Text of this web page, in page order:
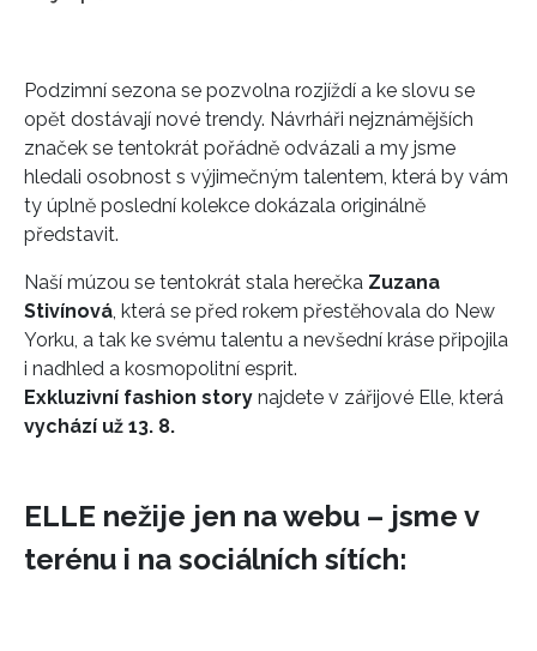
Podzimní sezona se pozvolna rozjíždí a ke slovu se
opět dostávají nové trendy. Návrháři nejznámějších
značek se tentokrát pořádně odvázali a my jsme
hledali osobnost s výjimečným talentem, která by vám
ty úplně poslední kolekce dokázala originálně
představit.
Naší múzou se tentokrát stala herečka Zuzana
Stivínová, která se před rokem přestěhovala do New
Yorku, a tak ke svému talentu a nevšední kráse připojila
i nadhled a kosmopolitní esprit.
Exkluzivní fashion story najdete v zářijové Elle, která
vychází už 13. 8.
ELLE nežije jen na webu – jsme v
terénu i na sociálních sítích: